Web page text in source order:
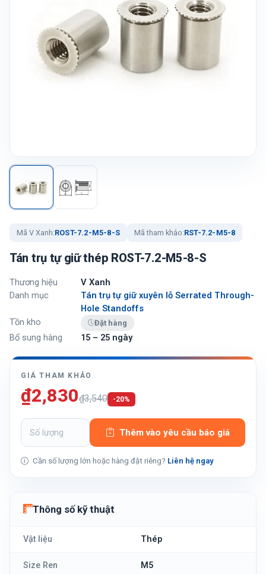
Mã V Xanh:ROST-7.2-M5-8-S Mã tham khảo:RST-7.2-M5-8
Tán trụ tự giữ thép ROST-7.2-M5-8-S
Thương hiệu
V Xanh
Danh mục
Tán trụ tự giữ xuyên lỗ Serrated Through-
Hole Standoffs
Tồn kho
Đặt hàng
Bổ sung hàng 15 – 25 ngày
GIÁ THAM KHẢO
₫2,830₫3,540 -20%
Thêm vào yêu cầu báo giá
Cần số lượng lớn hoặc hàng đặt riêng? Liên hệ ngay
Thông số kỹ thuật
Vật liệu Thép
Size Ren M5